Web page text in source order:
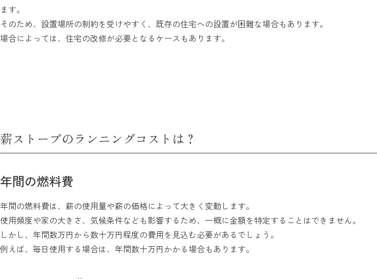
ます。
そのため、設置場所の制約を受けやすく、既存の住宅への設置が困難な場合もあります。
場合によっては、住宅の改修が必要となるケースもあります。
薪ストーブのランニングコストは？
年間の燃料費
年間の燃料費は、薪の使用量や薪の価格によって大きく変動します。
使用頻度や家の大きさ、気候条件なども影響するため、一概に金額を特定することはできません。
しかし、年間数万円から数十万円程度の費用を見込む必要があるでしょう。
例えば、毎日使用する場合は、年間数十万円かかる場合もあります。